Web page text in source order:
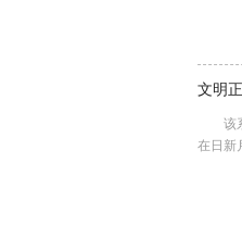
文明
该系
在日新